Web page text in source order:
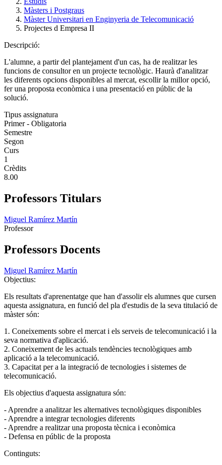
Màsters i Postgraus
Màster Universitari en Enginyeria de Telecomunicació
Projectes d Empresa II
Descripció:
L'alumne, a partir del plantejament d'un cas, ha de realitzar les
funcions de consultor en un projecte tecnològic. Haurà d'analitzar
les diferents opcions disponibles al mercat, escollir la millor opció,
fer una proposta econòmica i una presentació en públic de la
solució.
Tipus assignatura
Primer - Obligatoria
Semestre
Segon
Curs
1
Crèdits
8.00
Professors Titulars
Miguel Ramírez Martín
Professor
Professors Docents
Miguel Ramírez Martín
Objectius:
Els resultats d'aprenentatge que han d'assolir els alumnes que cursen
aquesta assignatura, en funció del pla d'estudis de la seva titulació de
màster són:
1. Coneixements sobre el mercat i els serveis de telecomunicació i la
seva normativa d'aplicació.
2. Coneixement de les actuals tendències tecnològiques amb
aplicació a la telecomunicació.
3. Capacitat per a la integració de tecnologies i sistemes de
telecomunicació.
Els objectius d'aquesta assignatura són:
- Aprendre a analitzar les alternatives tecnològiques disponibles
- Aprendre a integrar tecnologies diferents
- Aprendre a realitzar una proposta tècnica i econòmica
- Defensa en públic de la proposta
Continguts: